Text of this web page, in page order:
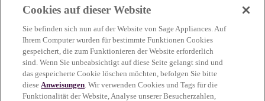
more information)
Cookies auf dieser Website
Sie befinden sich nun auf der Website von Sage Appliances. Auf
Ihrem Computer wurden für bestimmte Funktionen Cookies
gespeichert, die zum Funktionieren der Website erforderlich
sind. Wenn Sie unbeabsichtigt auf diese Seite gelangt sind und
das gespeicherte Cookie löschen möchten, befolgen Sie bitte
dieseAnweisungen. Wir verwenden Cookies und Tags für die
Funktionalität der Website, Analyse unserer Besucherzahlen,